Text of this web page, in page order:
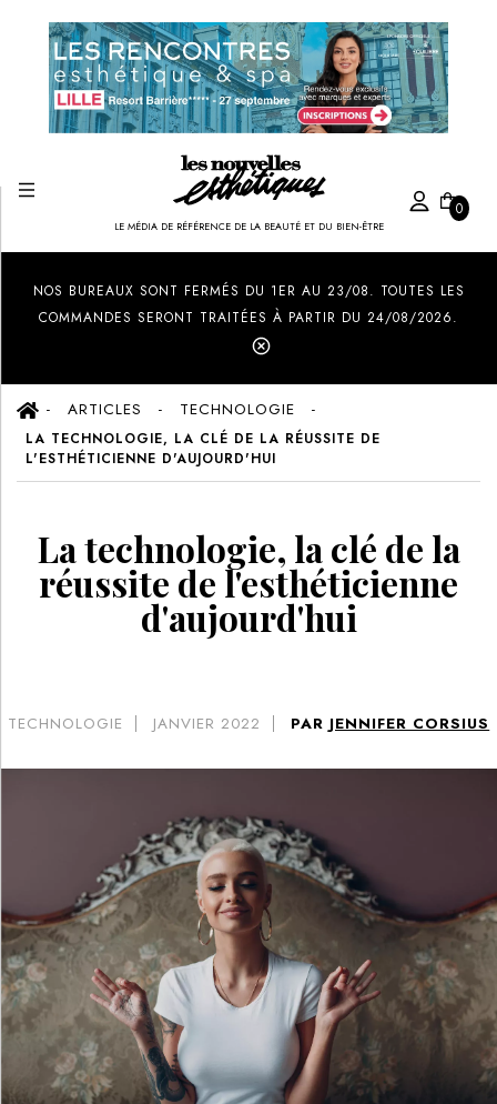
LE MÉDIA DE RÉFÉRENCE DE LA BEAUTÉ ET DU BIEN-ÊTRE
0
NOS BUREAUX SONT FERMÉS DU 1ER AU 23/08. TOUTES LES
COMMANDES SERONT TRAITÉES À PARTIR DU 24/08/2026.
ARTICLES TECHNOLOGIE
LA TECHNOLOGIE, LA CLÉ DE LA RÉUSSITE DE
L'ESTHÉTICIENNE D'AUJOURD'HUI
La technologie, la clé de la
réussite de l'esthéticienne
d'aujourd'hui
TECHNOLOGIE JANVIER 2022 PAR JENNIFER CORSIUS